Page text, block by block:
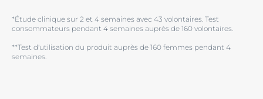
*Étude clinique sur 2 et 4 semaines avec 43 volontaires. Test
consommateurs pendant 4 semaines auprès de 160 volontaires.
**Test d'utilisation du produit auprès de 160 femmes pendant 4
semaines.